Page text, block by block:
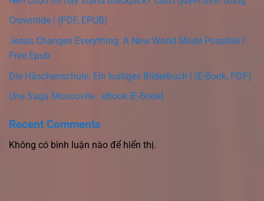
Crowntide | (PDF, EPUB)
Jesus Changes Everything: A New World Made Possible |
Free Epub
Die Häschenschule: Ein lustiges Bilderbuch | (E-Book, PDF)
Une Saga Moscovite : eBook [E-Book]
Recent Comments
Không có bình luận nào để hiển thị.